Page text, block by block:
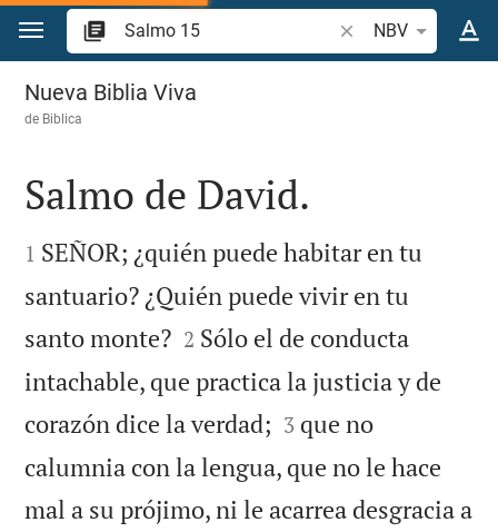
Ir a un contenido
Buscar versículo
NBV
Salmo 15
Nueva Biblia Viva
de Biblica

Salmo de David.

1 SEÑOR; ¿quién puede habitar en tu
santuario? ¿Quién puede vivir en tu
santo monte?
2 Sólo el de conducta
intachable, que practica la justicia y de
corazón dice la verdad; 

3 que no
calumnia con la lengua, que no le hace
mal a su prójimo, ni le acarrea desgracia a